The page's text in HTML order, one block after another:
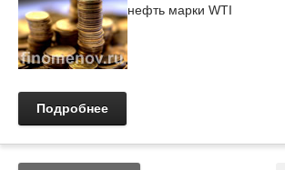
нефть марки WTI
Подробнее